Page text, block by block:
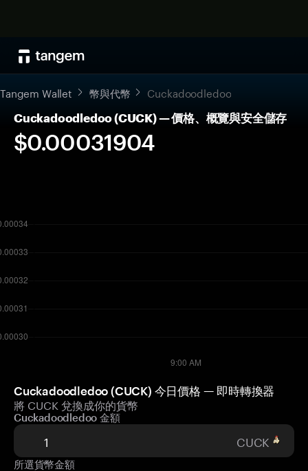
Tangem Wallet 幣與代幣 Cuckadoodledoo
Cuckadoodledoo (CUCK) — 價格、概覽與安全儲存
$0.00031904
Cuckadoodledoo (CUCK) 今日價格 — 即時轉換器
將 CUCK 兌換成你的貨幣
Cuckadoodledoo 金額
CUCK
所選貨幣金額